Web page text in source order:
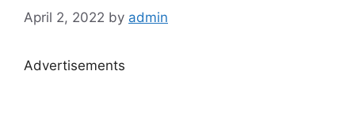
April 2, 2022 by admin
Advertisements